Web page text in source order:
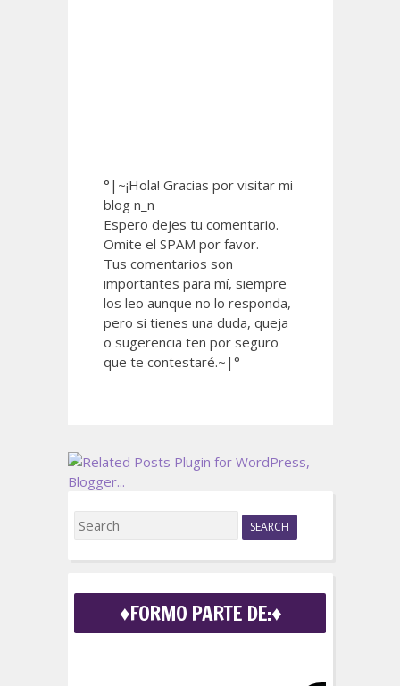
°|~¡Hola! Gracias por visitar mi
blog n_n
Espero dejes tu comentario.
Omite el SPAM por favor.
Tus comentarios son
importantes para mí, siempre
los leo aunque no lo responda,
pero si tienes una duda, queja
o sugerencia ten por seguro
que te contestaré.~|°
S
e
a
c
f
♦FORMO PARTE DE:♦